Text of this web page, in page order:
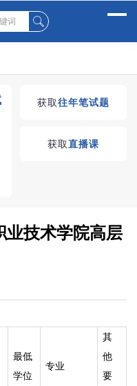
湖南教师招聘考试优
获取往年笔试题
获取直播课
业技术学院高层
最低
学位
专业
其
他
要